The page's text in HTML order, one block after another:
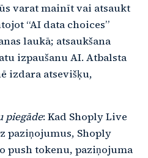
varat mainīt vai atsaukt
“AI data choices”
laukā; atsaukšana
izpaušanu AI. Atbalsta
izdara atsevišķu,
piegāde: Kad Shoply Live
paziņojumus, Shoply
push tokenu, paziņojuma